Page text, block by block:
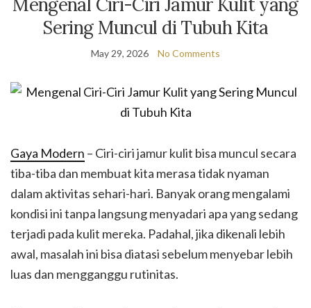
Sering Muncul di Tubuh Kita
May 29, 2026 No Comments
Gaya Modern – Ciri-ciri jamur kulit bisa muncul secara
tiba-tiba dan membuat kita merasa tidak nyaman
dalam aktivitas sehari-hari. Banyak orang mengalami
kondisi ini tanpa langsung menyadari apa yang sedang
terjadi pada kulit mereka. Padahal, jika dikenali lebih
awal, masalah ini bisa diatasi sebelum menyebar lebih
luas dan mengganggu rutinitas.